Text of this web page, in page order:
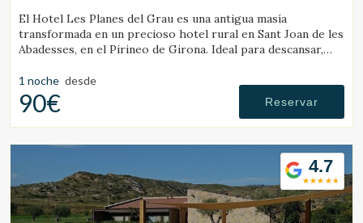
El Hotel Les Planes del Grau es una antigua masía
transformada en un precioso hotel rural en Sant Joan de les
Abadesses, en el Pirineo de Girona. Ideal para descansar,
1 noche desde
90€ Reservar
4.7